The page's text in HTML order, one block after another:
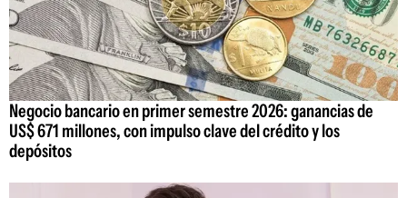
Negocio bancario en primer semestre 2026: ganancias de
US$ 671 millones, con impulso clave del crédito y los
depósitos